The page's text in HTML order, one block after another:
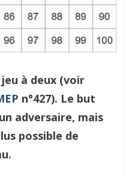
à deux (voir
n°427). Le but
adversaire, mais
possible de